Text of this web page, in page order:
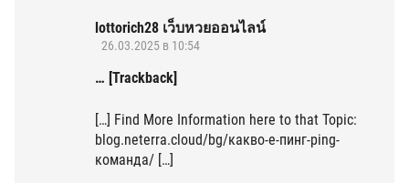
lottorich28 เว็บหวยออนไลน์
26.03.2025 в 10:54
… [Trackback]
[…] Find More Information here to that Topic:
blog.neterra.cloud/bg/какво-е-пинг-ping-
команда/ […]